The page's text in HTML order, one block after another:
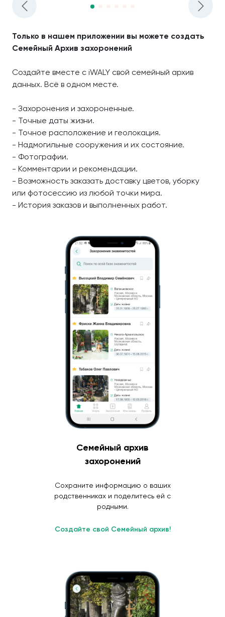
Только в нашем приложении вы можете создать
Семейный Архив захоронений
Создайте вместе с iWALY свой семейный архив
данных. Всё в одном месте.
- Захоронения и захороненные.
- Точные даты жизни.
- Точное расположение и геолокация.
- Надмогильные сооружения и их состояние.
- Фотографии.
- Комментарии и рекомендации.
- Возможность заказать доставку цветов, уборку
или фотосессию из любой точки мира.
- История заказов и выполненных работ.
Семейный архив
захоронений
Сохраните информацию о ваших
родственниках и поделитесь ей с
родными.
Создайте свой Семейный архив!